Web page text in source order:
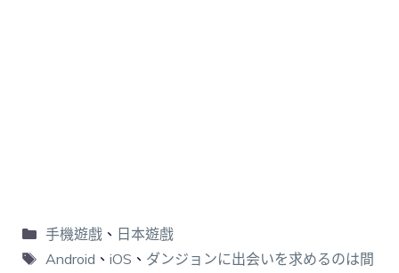
手機遊戲、 日本遊戲
Android 、 iOS 、 ダンジョンに出会いを求めるのは間